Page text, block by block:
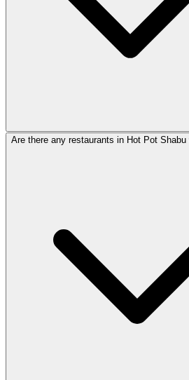
Are there any restaurants in Hot Pot